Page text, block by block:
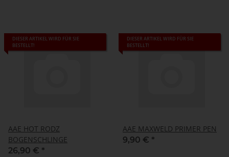
DIESER ARTIKEL WIRD FÜR SIE
BESTELLT!
AAE HOT RODZ
BOGENSCHLINGE
26,90 € *
DIESER ARTIKEL WIRD FÜR SIE
BESTELLT!
AAE MAXWELD PRIMER PEN
9,90 € *